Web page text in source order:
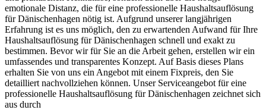
emotionale Distanz, die für eine professionelle Haushaltsauflösung
für Dänischenhagen nötig ist. Aufgrund unserer langjährigen
Erfahrung ist es uns möglich, den zu erwartenden Aufwand für Ihre
Haushaltsauflösung für Dänischenhagen schnell und exakt zu
bestimmen. Bevor wir für Sie an die Arbeit gehen, erstellen wir ein
umfassendes und transparentes Konzept. Auf Basis dieses Plans
erhalten Sie von uns ein Angebot mit einem Fixpreis, den Sie
detailliert nachvollziehen können. Unser Serviceangebot für eine
professionelle Haushaltsauflösung für Dänischenhagen zeichnet sich
aus durch